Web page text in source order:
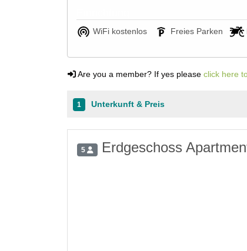
WiFi kostenlos Freies Parken
Are you a member? If yes please click here
1 Unterkunft & Preis
5 Erdgeschoss